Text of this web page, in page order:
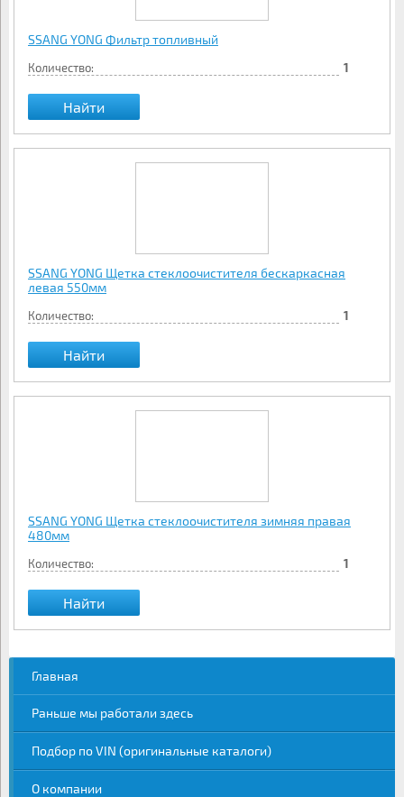
SSANG YONG Фильтр топливный
Количество: 1
Найти
SSANG YONG Щетка стеклоочистителя бескаркасная
левая 550мм
Количество: 1
Найти
SSANG YONG Щетка стеклоочистителя зимняя правая
480мм
Количество: 1
Найти
Главная
Раньше мы работали здесь
Подбор по VIN (оригинальные каталоги)
О компании